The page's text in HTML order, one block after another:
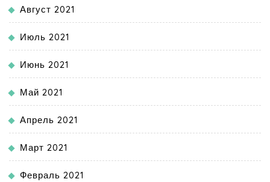
Август 2021
Июль 2021
Июнь 2021
Май 2021
Апрель 2021
Март 2021
Февраль 2021